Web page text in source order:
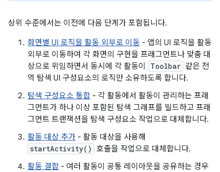
상위 수준에서는 이전에 다음 단계가 포함됩니다.
화면별 UI 로직을 활동 외부로 이동 - 앱의 UI 로직을 활동
외부로 이동하여 각 화면의 구현을 프래그먼트나 맞춤 대
상으로 위임하면서 동시에 각 활동이
Toolbar 같은 전
역 탐색 UI 구성요소의 로직만 소유하도록 합니다.
탐색 구성요소 통합 - 각 활동에서 활동이 관리하는 프래
그먼트가 하나 이상 포함된 탐색 그래프를 빌드하고 프래
그먼트 트랜잭션을 탐색 구성요소 작업으로 대체합니다.
활동 대상 추가 - 활동 대상을 사용해
startActivity()
호출을 작업으로 대체합니다.
활동 결합 - 여러 활동이 공통 레이아웃을 공유하는 경우